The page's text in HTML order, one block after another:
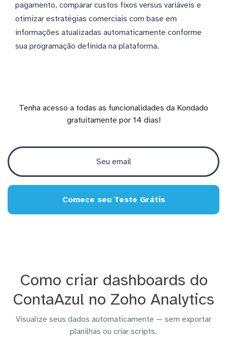
pagamento, comparar custos fixos versus variáveis e
otimizar estratégias comerciais com base em
informações atualizadas automaticamente conforme
sua programação definida na plataforma.
Tenha acesso a todas as funcionalidades da Kondado
gratuitamente por 14 dias!
Comece seu Teste Grátis
Como criar dashboards do
ContaAzul no Zoho Analytics
Visualize seus dados automaticamente — sem exportar
planilhas ou criar scripts.